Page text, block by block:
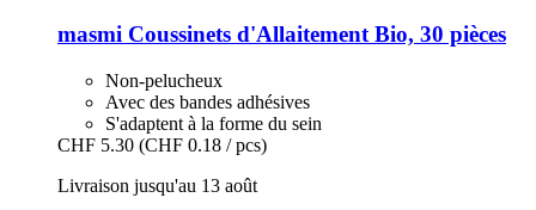
masmi Coussinets d'Allaitement Bio, 30 pièces
Non-pelucheux
Avec des bandes adhésives
S'adaptent à la forme du sein
CHF 5.30 (CHF 0.18 / pcs)
Livraison jusqu'au 13 août